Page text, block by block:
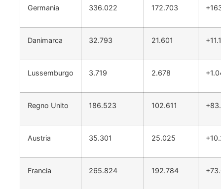
Germania 336.022 172.703
Danimarca 32.793 21.601
Lussemburgo 3.719 2.678
Regno Unito 186.523 102.611
Austria 35.301 25.025
Francia 265.824 192.784